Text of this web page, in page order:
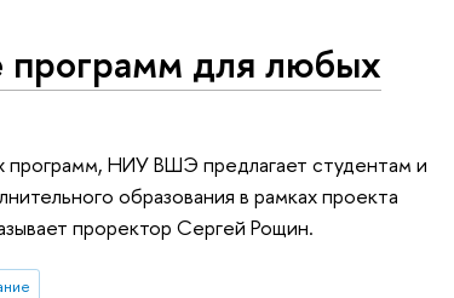
для любых
программ, НИУ ВШЭ предлагает студентам и
образования в рамках проекта
проректор Сергей Рощин.